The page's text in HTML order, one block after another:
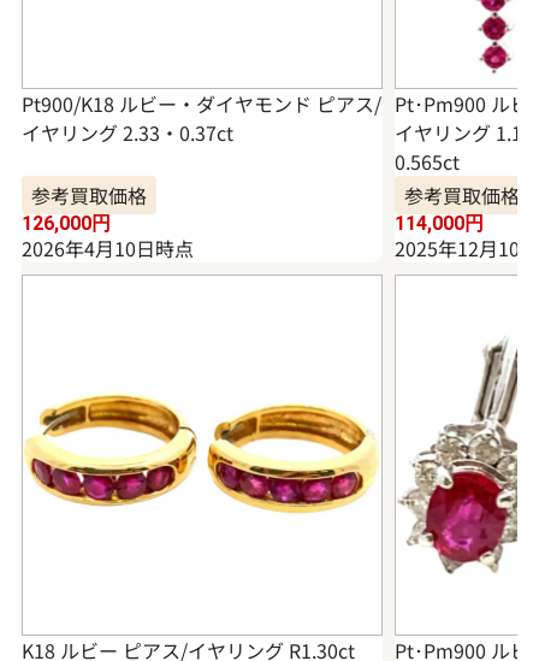
Pt900/K18 ルビー・ダイヤモンド ピアス/
イヤリング 2.33・0.37ct
参考買取価格
126,000円
2026年4月10日時点
Pt･Pm900 ルビ
イヤリング
0.565ct
参考買取価格
114,000円
2025年12月10
K18 ルビー ピアス/イヤリング R1.30ct
Pt･Pm900 ルビ